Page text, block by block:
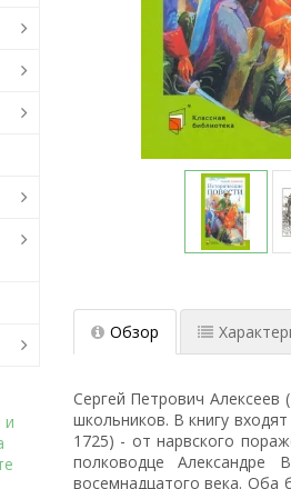
Обзор
Сергей Петрович Алексеев
школьников. В книгу
1725) - от нарвского
полководце Александре
восемнадцатого века. Оба